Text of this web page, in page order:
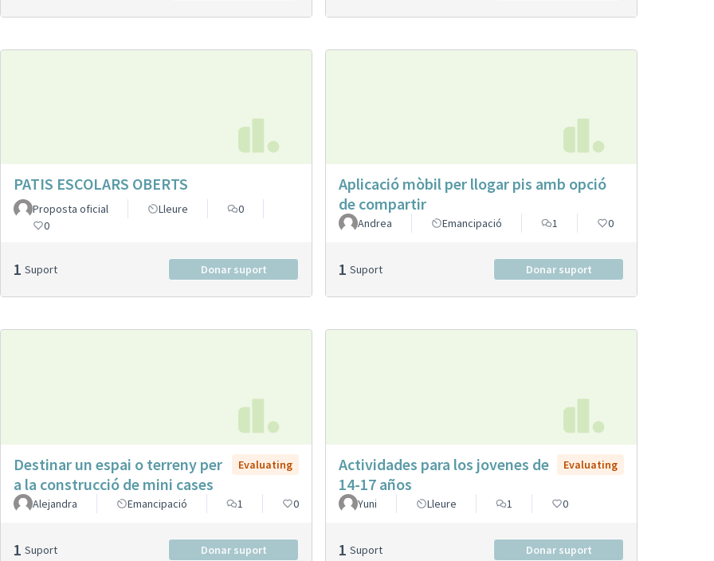
PATIS ESCOLARS OBERTS
Proposta oficial Lleure
0
0
1 Suport Donar suport
Aplicació mòbil per llogar pis amb opció
de compartir
Andrea Emancipació 1 0
1 Suport Donar suport
Destinar un espai o terreny per
a la construcció de mini cases
Evaluating
Alejandra Emancipació 1 0
1 Suport Donar suport
Actividades para los jovenes de
14-17 años
Evaluating
Yuni Lleure 1 0
1 Suport Donar suport